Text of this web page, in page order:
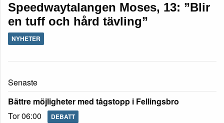
Speedwaytalangen Moses, 13: ”Blir
en tuff och hård tävling”
NYHETER
Senaste
Bättre möjligheter med tågstopp i Fellingsbro
Tor 06:00
DEBATT